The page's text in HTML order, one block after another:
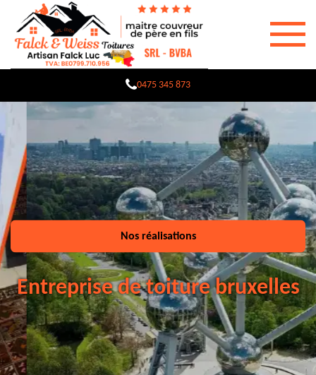
0475 345 873
Nos réalisations
Entreprise de toiture bruxelles